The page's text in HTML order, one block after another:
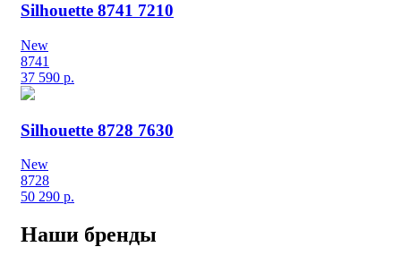
Silhouette 8741 7210
New
8741
37 590 р.
Silhouette 8728 7630
New
8728
50 290 р.
Наши бренды